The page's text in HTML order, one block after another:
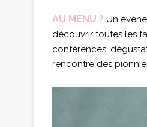
AU MENU ? Un
découvrir toutes les
conférences,
rencontre des